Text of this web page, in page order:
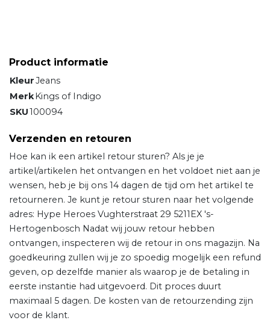
Product informatie
KleurJeans
MerkKings of Indigo
SKU100094
Verzenden en retouren
Hoe kan ik een artikel retour sturen? Als je je
artikel/artikelen het ontvangen en het voldoet niet aan je
wensen, heb je bij ons 14 dagen de tijd om het artikel te
retourneren. Je kunt je retour sturen naar het volgende
adres: Hype Heroes Vughterstraat 29 5211EX 's-
Hertogenbosch Nadat wij jouw retour hebben
ontvangen, inspecteren wij de retour in ons magazijn. Na
goedkeuring zullen wij je zo spoedig mogelijk een refund
geven, op dezelfde manier als waarop je de betaling in
eerste instantie had uitgevoerd. Dit proces duurt
maximaal 5 dagen. De kosten van de retourzending zijn
voor de klant.